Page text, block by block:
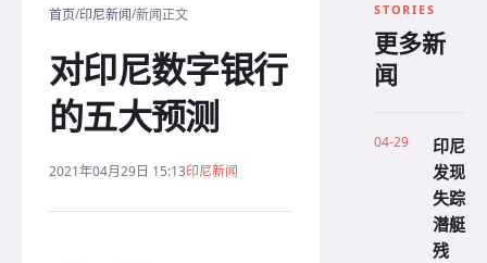
首页/印尼新闻/新闻正文
对印尼数字银行
的五大预测
2021年04月29日 15:13印尼新闻
STORIES
更多新
闻
04-29
印尼
发现
失踪
潜艇
残